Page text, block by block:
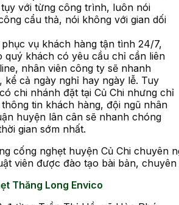
với từng công trình, luôn nói
cẩu thả, nói không với gian dối
phục vụ khách hàng tận tình 24/7,
quý khách có yêu cầu chỉ cần liên
nhân viên công ty sẽ nhanh
kể cả ngày nghỉ hay ngày lễ. Tuy
chi nhánh đặt tại Củ Chi nhưng chỉ
tin khách hàng, đội ngũ nhân
huyện lân cân sẽ nhanh chóng
gian sớm nhất.
viên được đào tạo bài bản,
Thăng Long Envico